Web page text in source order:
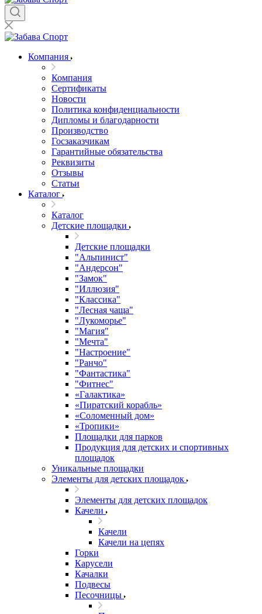
Компания
Компания
Сертификаты
Новости
Политика конфиденциальности
Дипломы и благодарности
Производство
Госзаказчикам
Гарантийные обязательства
Реквизиты
Отзывы
Статьи
Каталог
Каталог
Детские площадки
Детские площадки
"Альпинист"
"Андерсон"
"Замок"
"Иллюзия"
"Классика"
"Лесная чаща"
"Лукоморье"
"Магия"
"Мечта"
"Настроение"
"Ранчо"
"Фантастика"
"Фитнес"
«Галактика»
«Пиратский корабль»
«Соломенный дом»
«Тропики»
Площадки для парков
Продукция для детских и спортивных
площадок
Уникальные площадки
Элементы для детских площадок
Элементы для детских площадок
Качели
Качели
Качели на цепях
Горки
Карусели
Качалки
Подвесы
Песочницы